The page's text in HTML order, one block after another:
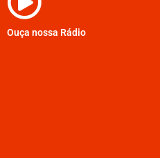
Ouça nossa Rádio